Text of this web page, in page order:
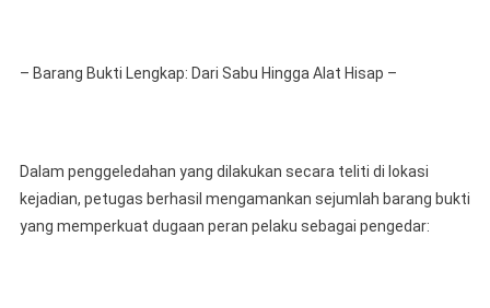
– Barang Bukti Lengkap: Dari Sabu Hingga Alat Hisap –
Dalam penggeledahan yang dilakukan secara teliti di lokasi
kejadian, petugas berhasil mengamankan sejumlah barang bukti
yang memperkuat dugaan peran pelaku sebagai pengedar: